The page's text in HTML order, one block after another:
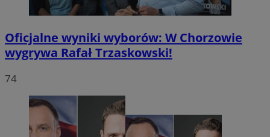
Oficjalne wyniki wyborów: W Chorzowie
wygrywa Rafał Trzaskowski!
74